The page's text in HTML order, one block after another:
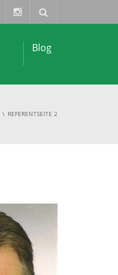
Blog
REFERENTSEITE 2